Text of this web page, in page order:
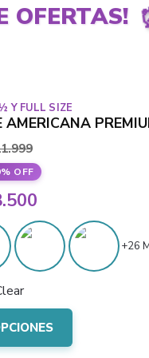
OFERTAS!
Y FULL SIZE
OFF
El
precio
original
era:
$11.999.
El
precio
actual
es:
$8.500.
+26
Este